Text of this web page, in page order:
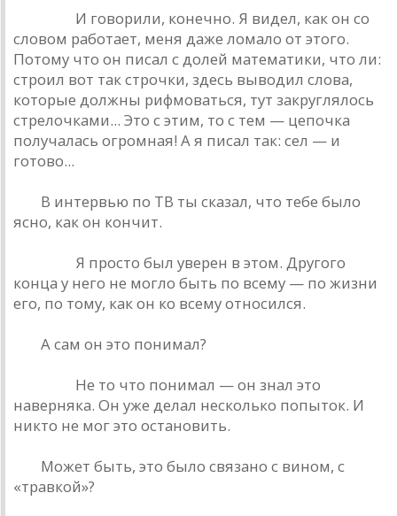
И говорили, конечно. Я видел, как он со
словом работает, меня даже ломало от этого.
Потому что он писал с долей математики, что ли:
строил вот так строчки, здесь выводил слова,
которые должны рифмоваться, тут закруглялось
стрелочками... Это с этим, то с тем — цепочка
получалась огромная! А я писал так: сел — и
готово...
В интервью по ТВ ты сказал, что тебе было
ясно, как он кончит.
Я просто был уверен в этом. Другого
конца у него не могло быть по всему — по жизни
его, по тому, как он ко всему относился.
А сам он это понимал?
Не то что понимал — он знал это
наверняка. Он уже делал несколько попыток. И
никто не мог это остановить.
Может быть, это было связано с вином, с
«травкой»?